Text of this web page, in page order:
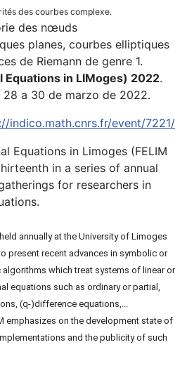
des courbes complexe.
des nœuds
planes, courbes elliptiques
de Riemann de genre 1.
Equations in LIMoges) 2022.
28 a 30 de marzo de 2022.
indico.math.cnrs.fr/event/7221/
Equations in Limoges (FELIM
in a series of annual
for researchers in
annually at the University of Limoges
present recent advances in symbolic or
which treat systems of linear or
equations such as ordinary or partial,
(q-)difference equations,...
emphasizes on the development state of
and the publicity of such